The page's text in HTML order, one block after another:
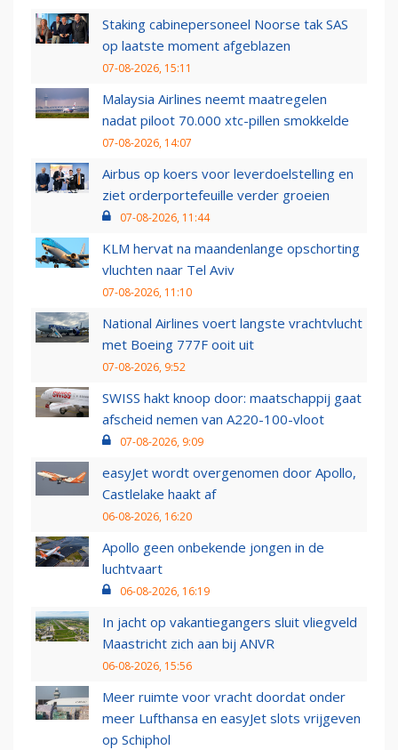
Staking cabinepersoneel Noorse tak SAS
op laatste moment afgeblazen
07-08-2026, 15:11
Malaysia Airlines neemt maatregelen
nadat piloot 70.000 xtc-pillen smokkelde
07-08-2026, 14:07
Airbus op koers voor leverdoelstelling en
ziet orderportefeuille verder groeien
07-08-2026, 11:44
KLM hervat na maandenlange opschorting
vluchten naar Tel Aviv
07-08-2026, 11:10
National Airlines voert langste vrachtvlucht
met Boeing 777F ooit uit
07-08-2026, 9:52
SWISS hakt knoop door: maatschappij gaat
afscheid nemen van A220-100-vloot
07-08-2026, 9:09
easyJet wordt overgenomen door Apollo,
Castlelake haakt af
06-08-2026, 16:20
Apollo geen onbekende jongen in de
luchtvaart
06-08-2026, 16:19
In jacht op vakantiegangers sluit vliegveld
Maastricht zich aan bij ANVR
06-08-2026, 15:56
Meer ruimte voor vracht doordat onder
meer Lufthansa en easyJet slots vrijgeven
op Schiphol